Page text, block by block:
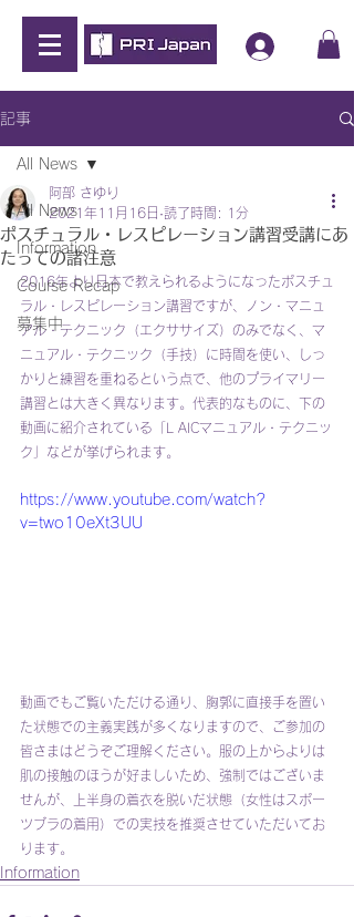
記事
All News
Information
Course Recap
募集中
All News
ポスチュラル・レスピレーション講習受講にあ
たっての諸注意
阿部 さゆり
2021年11月16日 読了時間: 1分
2016年より日本で教えられるようになったポスチュ
ラル・レスピレーション講習ですが、ノン・マニュ
アル・テクニック（エクササイズ）のみでなく、マ
ニュアル・テクニック（手技）に時間を使い、しっ
かりと練習を重ねるという点で、他のプライマリー
講習とは大きく異なります。代表的なものに、下の
動画に紹介されている「L AICマニュアル・テクニッ
ク」などが挙げられます。
https://www.youtube.com/watch?
v=two10eXt3UU
動画でもご覧いただける通り、胸郭に直接手を置い
た状態での主義実践が多くなりますので、ご参加の
皆さまはどうぞご理解ください。服の上からよりは
肌の接触のほうが好ましいため、強制ではございま
せんが、上半身の着衣を脱いだ状態（女性はスポー
ツブラの着用）での実技を推奨させていただいてお
ります。
Information